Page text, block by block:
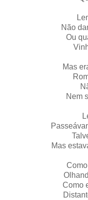
Não
Ou
Mas
Nem
Mas
Como